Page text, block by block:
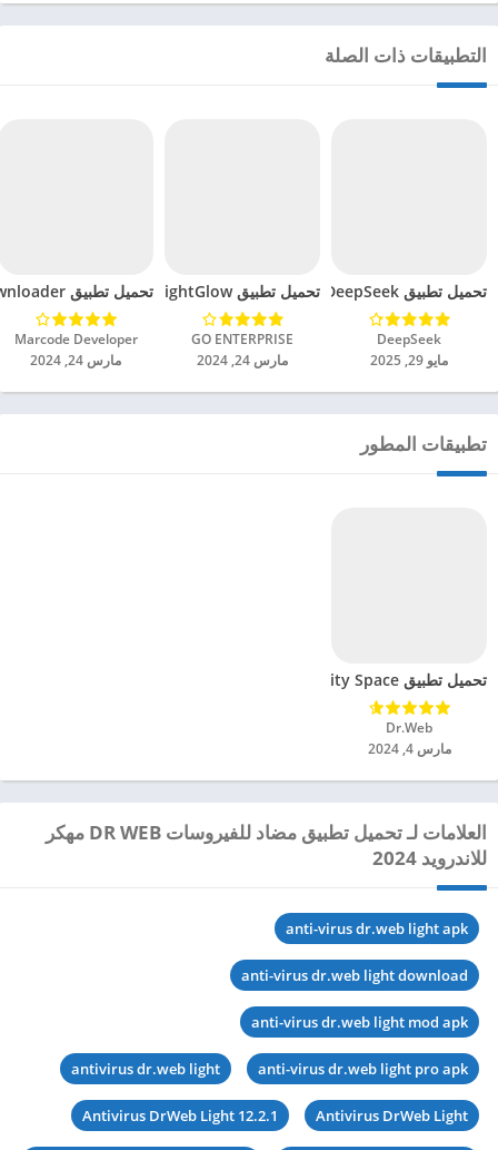
التطبيقات ذات الصلة
تحميل تطبيق DeepSeek مهكر للاندرويد 2025
DeepSeek‏
مايو 29, 2025
تحميل تطبيق BrightGlow مهكر للاندرويد 2024
GO ENTERPRISE‏
مارس 24, 2024
تحميل تطبيق mp4 video downloader مهكر للاندرويد 2024
Marcode Developer‏
مارس 24, 2024
تطبيقات المطور
تحميل تطبيق Dr.Web Security Space مهكر للاندرويد 2024
Dr.Web‏
مارس 4, 2024
العلامات لـ تحميل تطبيق مضاد للفيروسات DR WEB مهكر
للاندرويد 2024
anti-virus dr.web light apk
anti-virus dr.web light download
anti-virus dr.web light mod apk
anti-virus dr.web light pro apk
antivirus dr.web light
Antivirus DrWeb Light
Antivirus DrWeb Light 12.2.1